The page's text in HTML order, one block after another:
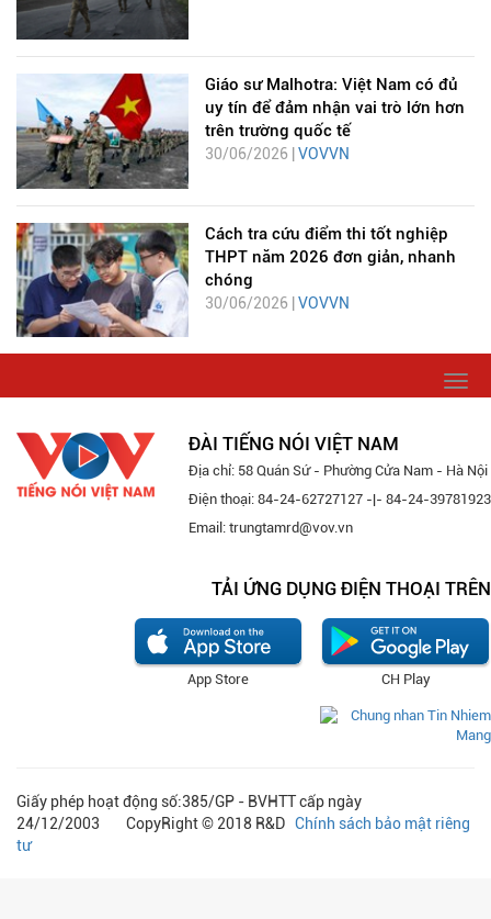
Giáo sư Malhotra: Việt Nam có đủ
uy tín để đảm nhận vai trò lớn hơn
trên trường quốc tế
30/06/2026 | VOVVN
Cách tra cứu điểm thi tốt nghiệp
THPT năm 2026 đơn giản, nhanh
chóng
30/06/2026 | VOVVN
ĐÀI TIẾNG NÓI VIỆT NAM
Địa chỉ: 58 Quán Sứ - Phường Cửa Nam - Hà Nội
Điện thoại: 84-24-62727127 -|- 84-24-39781923
Email: trungtamrd@vov.vn
TẢI ỨNG DỤNG ĐIỆN THOẠI TRÊN
CH Play
App Store
Giấy phép hoạt động số:385/GP - BVHTT cấp ngày
24/12/2003 CopyRight © 2018 R&D Chính sách bảo mật riêng
tư